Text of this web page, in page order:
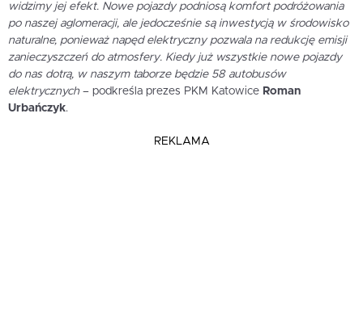
widzimy jej efekt. Nowe pojazdy podniosą komfort podróżowania
po naszej aglomeracji, ale jedocześnie są inwestycją w środowisko
naturalne, ponieważ napęd elektryczny pozwala na redukcję emisji
zanieczyszczeń do atmosfery. Kiedy już wszystkie nowe pojazdy
do nas dotrą, w naszym taborze będzie 58 autobusów
elektrycznych– podkreśla prezes PKM Katowice Roman
Urbańczyk.
REKLAMA